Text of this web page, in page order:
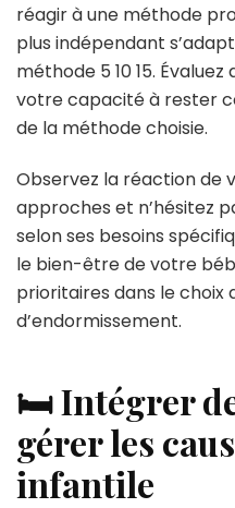
réagir à une méthode
plus indépendant
méthode 5 10 15.
votre capacité à rester
de la méthode choisie.
Observez la réaction de
approches et n’hésitez
selon ses besoins
le bien-être de votre
prioritaires dans le choix
d’endormissement.
🛏️ Intégrer
gérer les
infantile